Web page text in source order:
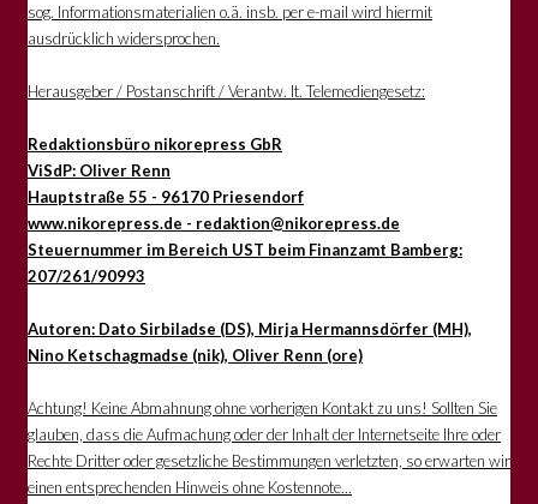
sog. Informationsmaterialien o.ä. insb. per e-mail wird hiermit
ausdrücklich widersprochen.
Herausgeber / Postanschrift / Verantw. lt. Telemediengesetz:
Redaktionsbüro nikorepress GbR
ViSdP: Oliver Renn
Hauptstraße 55 - 96170 Priesendorf
www.nikorepress.de - redaktion@nikorepress.de
Steuernummer im Bereich UST beim Finanzamt Bamberg:
207/261/90993
Autoren: Dato Sirbiladse (DS), Mirja Hermannsdörfer (MH),
Nino Ketschagmadse (nik), Oliver Renn (ore)
Achtung! Keine Abmahnung ohne vorherigen Kontakt zu uns! Sollten Sie
glauben, dass die Aufmachung oder der Inhalt der Internetseite Ihre oder
Rechte Dritter oder gesetzliche Bestimmungen verletzten, so erwarten wir
einen entsprechenden Hinweis ohne Kostennote...